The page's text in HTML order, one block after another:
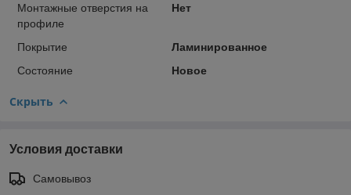
Монтажные отверстия на
профиле
Нет
Покрытие
Ламинированное
Состояние
Новое
Скрыть
Условия доставки
Самовывоз